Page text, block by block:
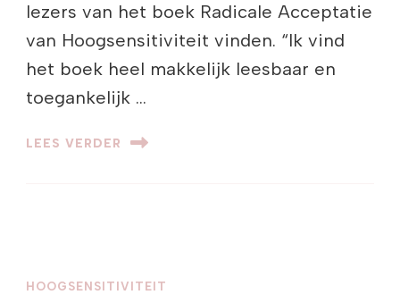
lezers van het boek Radicale Acceptatie
van Hoogsensitiviteit vinden. “Ik vind
het boek heel makkelijk leesbaar en
toegankelijk …
LEES VERDER
HOOGSENSITIVITEIT